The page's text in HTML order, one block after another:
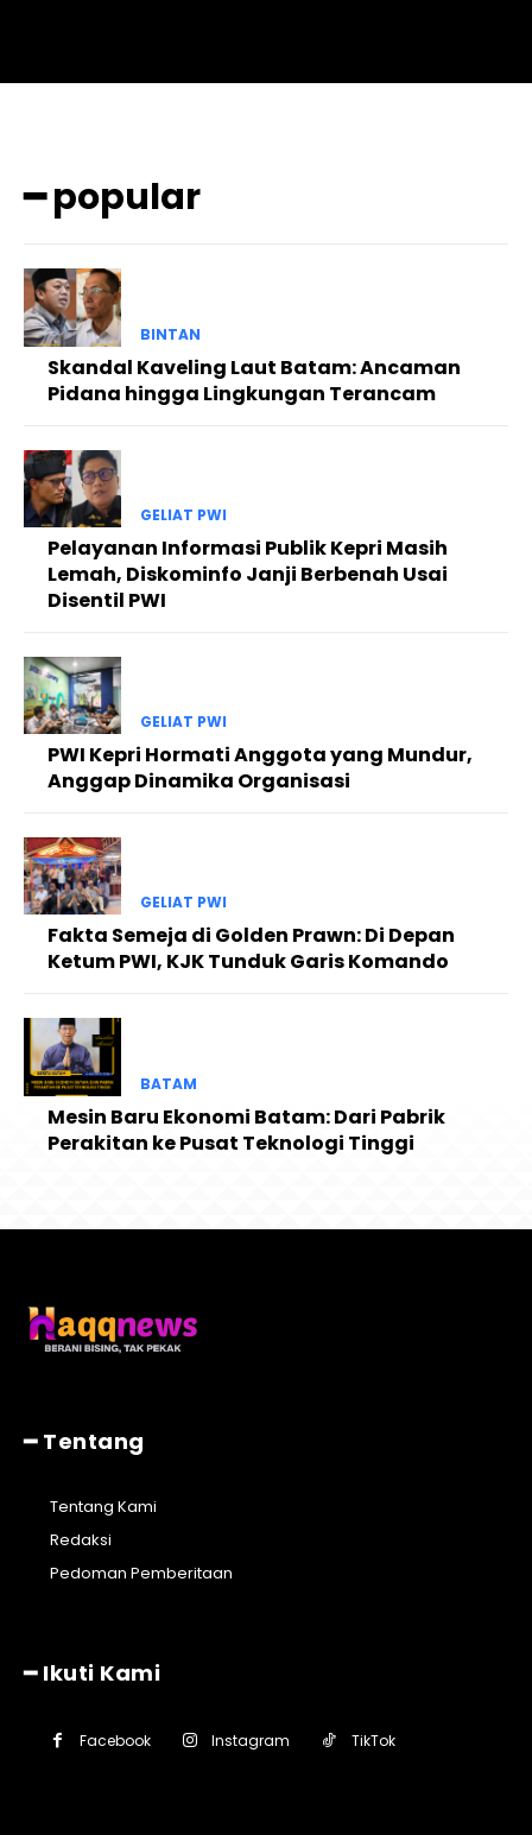
━ popular
BINTAN
Skandal Kaveling Laut Batam: Ancaman
Pidana hingga Lingkungan Terancam
GELIAT PWI
Pelayanan Informasi Publik Kepri Masih
Lemah, Diskominfo Janji Berbenah Usai
Disentil PWI
GELIAT PWI
PWI Kepri Hormati Anggota yang Mundur,
Anggap Dinamika Organisasi
GELIAT PWI
Fakta Semeja di Golden Prawn: Di Depan
Ketum PWI, KJK Tunduk Garis Komando
BATAM
Mesin Baru Ekonomi Batam: Dari Pabrik
Perakitan ke Pusat Teknologi Tinggi
━ Tentang
Tentang Kami
Redaksi
Pedoman Pemberitaan
━ Ikuti Kami
Facebook Instagram TikTok